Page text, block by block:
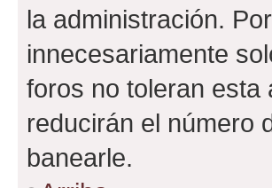
la administración.
innecesariamente
foros no toleran esta
reducirán el número
banearle.